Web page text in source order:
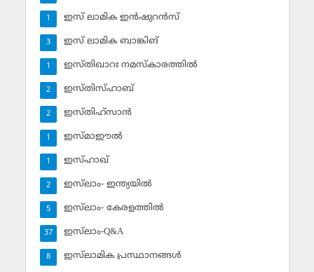
ഇസ് ലാമിക ഇന്‍ഷുറന്‍സ്‌
1
ഇസ് ലാമിക ബാങ്കിങ്‌
3
ഇസ്തിഖാറഃ നമസ്‌കാരത്തില്‍
1
ഇസ്തിസ്ഹാബ്
2
ഇസ്തിഹ്‌സാന്‍
2
ഇസ്മാഈല്‍
1
ഇസ്ഹാഖ്‌
1
ഇസ്‌ലാം- ഇന്ത്യയില്‍
2
ഇസ്‌ലാം- കേരളത്തില്‍
5
ഇസ്‌ലാം-Q&A
37
ഇസ്‌ലാമിക പ്രസ്ഥാനങ്ങള്‍
8